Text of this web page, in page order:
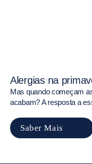
Alergias na
Mas quando começam
acabam? A resposta a
Saber Mais